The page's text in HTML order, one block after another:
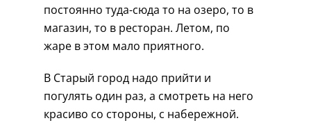
постоянно туда-сюда то на озеро, то в
магазин, то в ресторан. Летом, по
жаре в этом мало приятного.
В Старый город надо прийти и
погулять один раз, а смотреть на него
красиво со стороны, с набережной.